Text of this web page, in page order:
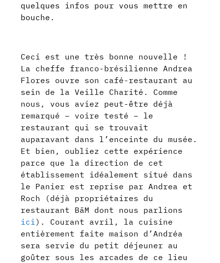
quelques infos pour vous mettre en
bouche.
Ceci est une très bonne nouvelle !
La cheffe franco-brésilienne Andrea
Flores ouvre son café-restaurant au
sein de la Veille Charité. Comme
nous, vous aviez peut-être déjà
remarqué – voire testé – le
restaurant qui se trouvait
auparavant dans l’enceinte du musée.
Et bien, oubliez cette expérience
parce que la direction de cet
établissement idéalement situé dans
le Panier est reprise par Andrea et
Roch (déjà propriétaires du
restaurant BāM dont nous parlions
ici). Courant avril, la cuisine
entièrement faite maison d’Andréa
sera servie du petit déjeuner au
goûter sous les arcades de ce lieu